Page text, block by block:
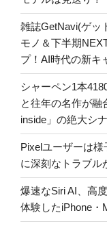
雑誌GetNavi(ゲッ
モノ＆下半期
プ！AI時代の新キ
シャーペン1本
と往年の名作が融
inside」の絶大シ
Pixelユーザーは
に深刻なトラブル
爆速なSiri AI、高
体験したiPhone・